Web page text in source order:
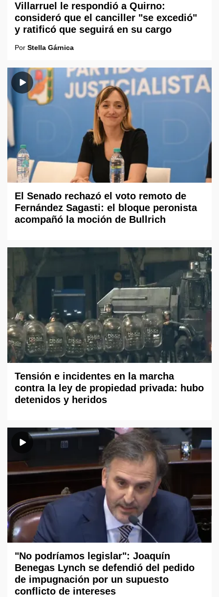
Villarruel le respondió a Quirno:
consideró que el canciller "se excedió"
y ratificó que seguirá en su cargo
Por Stella Gárnica
El Senado rechazó el voto remoto de
Fernández Sagasti: el bloque peronista
acompañó la moción de Bullrich
Tensión e incidentes en la marcha
contra la ley de propiedad privada: hubo
detenidos y heridos
"No podríamos legislar": Joaquín
Benegas Lynch se defendió del pedido
de impugnación por un supuesto
conflicto de intereses